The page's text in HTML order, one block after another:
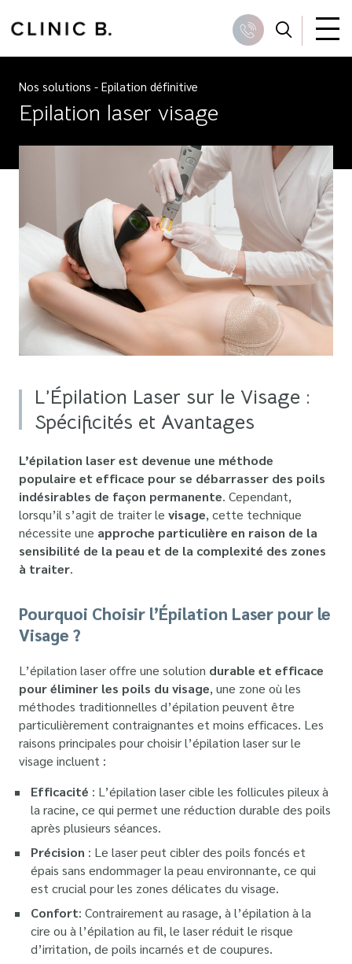
to
Appeler
Nos solutions - Epilation définitive
Epilation laser visage
L’Épilation Laser sur le Visage :
Spécificités et Avantages
L’épilation laser est devenue une méthode
populaire et efficace pour se débarrasser des poils
indésirables de façon permanente. Cependant,
lorsqu’il s’agit de traiter le visage, cette technique
nécessite une approche particulière en raison de la
sensibilité de la peau et de la complexité des zones
à traiter.
Pourquoi Choisir l’Épilation Laser pour le
Visage ?
L’épilation laser offre une solution durable et efficace
pour éliminer les poils du visage, une zone où les
méthodes traditionnelles d’épilation peuvent être
particulièrement contraignantes et moins efficaces. Les
raisons principales pour choisir l’épilation laser sur le
visage incluent :
Efficacité : L’épilation laser cible les follicules pileux à
la racine, ce qui permet une réduction durable des poils
après plusieurs séances.
Précision : Le laser peut cibler des poils foncés et
épais sans endommager la peau environnante, ce qui
est crucial pour les zones délicates du visage.
Confort: Contrairement au rasage, à l’épilation à la
cire ou à l’épilation au fil, le laser réduit le risque
d’irritation, de poils incarnés et de coupures.